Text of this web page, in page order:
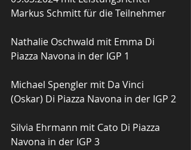
Markus Schmitt für die Teilnehmer
Nathalie Oschwald mit Emma Di
Piazza Navona in der IGP 1
Michael Spengler mit Da Vinci
(Oskar) Di Piazza Navona in der IGP 2
Silvia Ehrmann mit Cato Di Piazza
Navona in der IGP 3